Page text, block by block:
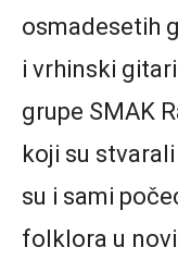
osmadesetih
i vrhinski
grupe SMAK
koji su
su i sami
folklora u